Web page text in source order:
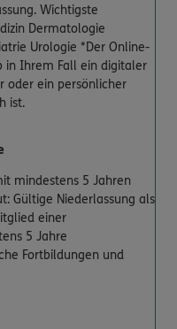
Wichtigste
Dermatologie
Urologie *Der Online-
in Ihrem Fall ein digitaler
oder ein persönlicher
ist.
mindestens 5 Jahren
Gültige Niederlassung als
einer
5 Jahre
Fortbildungen und